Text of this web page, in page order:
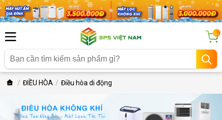
...
ĐIỀU HÒA Điều hòa di động